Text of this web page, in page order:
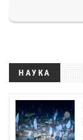
НАУКА